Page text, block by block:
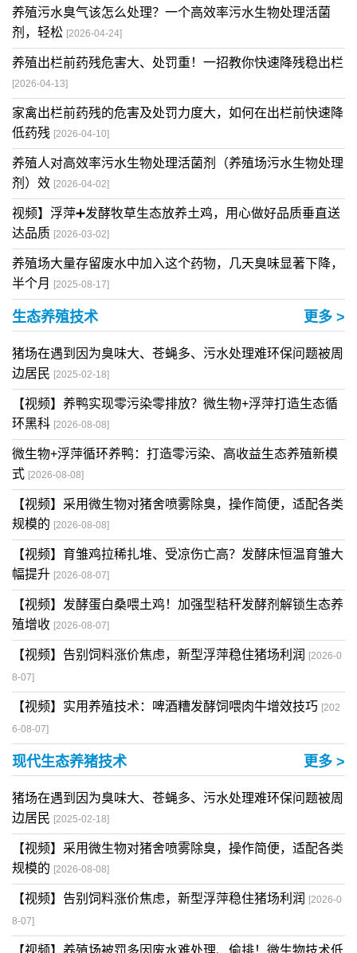
养殖污水臭气该怎么处理？一个高效率污水生物处理活菌
剂，轻松 [2026-04-24]
养殖出栏前药残危害大、处罚重！一招教你快速降残稳出栏
[2026-04-13]
家禽出栏前药残的危害及处罚力度大，如何在出栏前快速降
低药残 [2026-04-10]
养殖人对高效率污水生物处理活菌剂（养殖场污水生物处理
剂）效 [2026-04-02]
视频】浮萍➕发酵牧草生态放养土鸡，用心做好品质垂直送
达品质 [2026-03-02]
养殖场大量存留废水中加入这个药物，几天臭味显著下降，
半个月
[2025-08-17]
生态养殖技术 更多 >
猪场在遇到因为臭味大、苍蝇多、污水处理难环保问题被周
边居民 [2025-02-18]
【视频】养鸭实现零污染零排放？微生物+浮萍打造生态循
环黑科 [2026-08-08]
微生物+浮萍循环养鸭：打造零污染、高收益生态养殖新模
式 [2026-08-08]
【视频】采用微生物对猪舍喷雾除臭，操作简便，适配各类
规模的 [2026-08-08]
【视频】育雏鸡拉稀扎堆、受凉伤亡高？发酵床恒温育雏大
幅提升 [2026-08-07]
【视频】发酵蛋白桑喂土鸡！加强型秸秆发酵剂解锁生态养
殖增收 [2026-08-07]
【视频】告别饲料涨价焦虑，新型浮萍稳住猪场利润
[2026-0
8-07]
【视频】实用养殖技术：啤酒糟发酵饲喂肉牛增效技巧 [202
6-08-07]
现代生态养猪技术 更多 >
猪场在遇到因为臭味大、苍蝇多、污水处理难环保问题被周
边居民 [2025-02-18]
【视频】采用微生物对猪舍喷雾除臭，操作简便，适配各类
规模的 [2026-08-08]
【视频】告别饲料涨价焦虑，新型浮萍稳住猪场利润
[2026-0
8-07]
【视频】养殖场被罚多因废水难处理、偷排！微生物技术低